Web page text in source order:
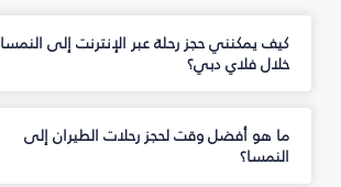
كيف يمكنني حجز رحلة عبر الإنترنت إلى
خلال فلاي دبي؟
ما هو أفضل وقت لحجز رحلات الطيران إلى
النمسا؟